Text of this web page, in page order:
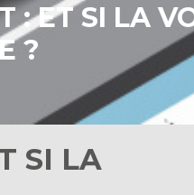
: ET SI LA
?
SI LA